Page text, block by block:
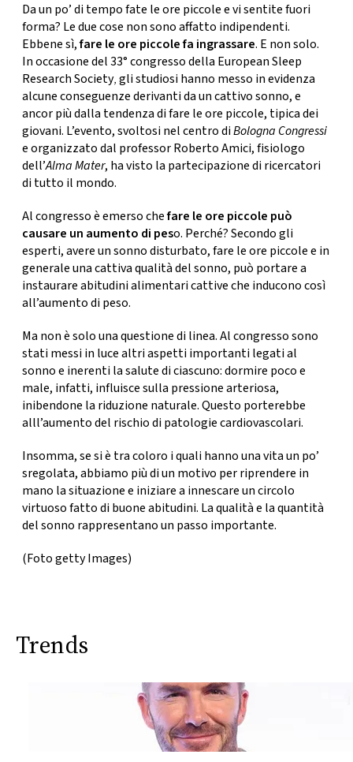
RMC
CONSIGLIA
Da un po’ di tempo fate le ore piccole e vi sentite fuori
forma? Le due cose non sono affatto indipendenti.
Ebbene sì,fare le ore piccole fa ingrassare. E non solo.
In occasione del 33° congresso della European Sleep
Research Society,gli studiosi hanno messo in evidenza
alcune conseguenze derivanti da un cattivo sonno, e
ancor più dalla tendenza di fare le ore piccole, tipica dei
giovani. L’evento, svoltosi nel centro diBologna Congressi
e organizzato dal professorRoberto Amici, fisiologo
dell’Alma Mater, ha visto la partecipazione di ricercatori
di tutto il mondo.
Al congresso è emerso chefare le ore piccole può
causare un aumento di peso. Perché? Secondo gli
esperti, avere un sonno disturbato, fare le ore piccole e in
generale una cattiva qualità del sonno, può portare a
instaurareabitudini alimentari cattiveche inducono così
all’aumento di peso.
Ma non è solo una questione di linea. Al congresso sono
stati messi in luce altri aspetti importanti legati al
sonno e inerenti la salute di ciascuno: dormire poco e
male, infatti, influisce sulla pressione arteriosa,
inibendone la riduzione naturale. Questo porterebbe
alll’aumento del rischio di patologie cardiovascolari.
Insomma, se si è tra coloro i quali hanno una vita un po’
sregolata, abbiamo più di un motivo per riprendere in
mano la situazione e iniziare a innescare un circolo
virtuoso fatto di buone abitudini. La qualità e la quantità
del sonno rappresentano un passo importante.
(Foto getty Images)
Trends